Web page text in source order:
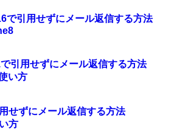
で引用せずにメール返信する方法
引用せずにメール返信する方法
い方
せずにメール返信する方法
方